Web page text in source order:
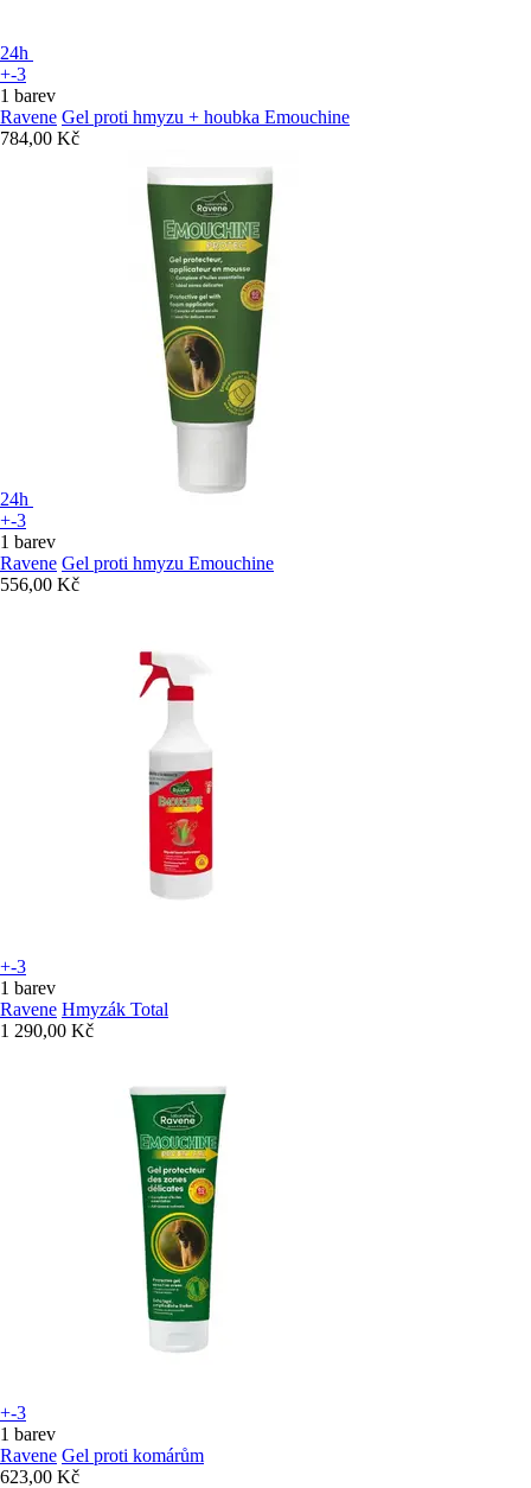
24h
+-3
1 barev
Ravene Gel proti hmyzu + houbka Emouchine
784,00 Kč
24h
+-3
1 barev
Ravene Gel proti hmyzu Emouchine
556,00 Kč
+-3
1 barev
Ravene Hmyzák Total
1 290,00 Kč
+-3
1 barev
Ravene Gel proti komárům
623,00 Kč